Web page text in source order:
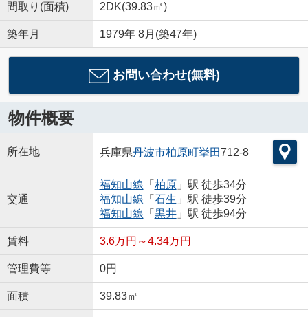
間取り(面積) 2DK(39.83㎡)
築年月 1979年 8月(築47年)
お問い合わせ(無料)
物件概要
所在地 兵庫県丹波市柏原町挙田712-8
交通
福知山線 「 柏原」駅 徒歩34分
福知山線 「 石生 」駅 徒歩39分
福知山線 「 黒井」駅 徒歩94分
賃料 3.6万円～4.34万円
管理費等 0円
面積 39.83㎡